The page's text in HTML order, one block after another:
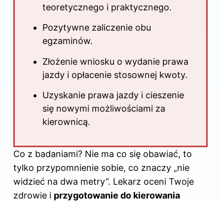
teoretycznego i praktycznego.
Pozytywne zaliczenie obu
egzaminów.
Złożenie wniosku o wydanie prawa
jazdy i opłacenie stosownej kwoty.
Uzyskanie prawa jazdy i cieszenie
się nowymi możliwościami za
kierownicą.
Co z badaniami? Nie ma co się obawiać, to
tylko przypomnienie sobie, co znaczy „nie
widzieć na dwa metry”. Lekarz oceni Twoje
zdrowie i przygotowanie do kierowania